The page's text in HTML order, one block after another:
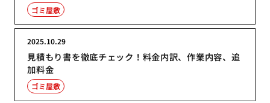
ゴミ屋敷
見積もり書を徹底チェック！料金内訳、作業内容、追
加料金
2025.10.29
ゴミ屋敷